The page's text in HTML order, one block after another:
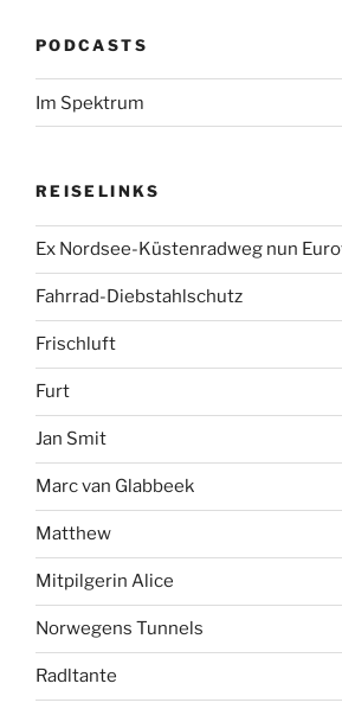
PODCASTS
Im Spektrum
REISELINKS
Ex Nordsee-Küstenradweg nun
Fahrrad-Diebstahlschutz
Frischluft
Furt
Jan Smit
Marc van Glabbeek
Matthew
Mitpilgerin Alice
Norwegens Tunnels
Radltante